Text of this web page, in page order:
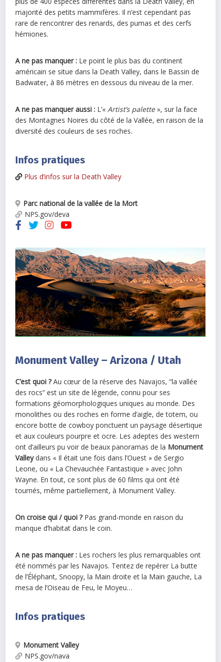
majorité des petits mammifères. Il n’est cependant pas
rare de rencontrer des renards, des pumas et des cerfs
hémiones.
A ne pas manquer : Le point le plus bas du continent
américain se situe dans la Death Valley, dans le Bassin de
Badwater, à 86 mètres en dessous du niveau de la mer.
A ne pas manquer aussi : L’« Artist’s palette», sur la face
des Montagnes Noires du côté de la Vallée, en raison de la
diversité des couleurs de ses roches.
Infos pratiques
Plus d’infos sur la Death Valley
Parc national de la vallée de la Mort
NPS.gov/deva
Monument Valley – Arizona / Utah
C’est quoi ?Au cœur de la réserve des Navajos, “la vallée
des rocs” est un site de légende, connu pour ses
formations géomorphologiques uniques au monde. Des
monolithes ou des roches en forme d’aigle, de totem, ou
encore botte de cowboy ponctuent un paysage désertique
et aux couleurs pourpre et ocre. Les adeptes des western
ont d’ailleurs pu voir de beaux panoramas de la Monument
Valleydans « Il était une fois dans l’Ouest » de Sergio
Leone, ou « La Chevauchée Fantastique » avec John
Wayne. En tout, ce sont plus de 60 films qui ont été
tournés, même partiellement, à Monument Valley.
On croise qui / quoi ? Pas grand-monde en raison du
manque d’habitat dans le coin.
A ne pas manquer : Les rochers les plus remarquables ont
été nommés par les Navajos. Tentez de repérer La butte
de l’Éléphant, Snoopy, la Main droite et la Main gauche, La
mesa de l’Oiseau de Feu, le Moyeu…
Infos pratiques
Monument Valley
NPS.gov/nava